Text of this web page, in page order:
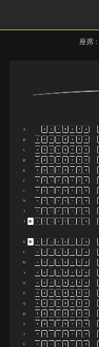
座席 :
A
B
C
D
E
F
G
H
I
J
K
L
M
N
O
P
Q
R
S
T
U
2 5 6 7 8
2 3 5 7
2 3 4 5 7
2 3 4 5 6 7
2 3 4 5 6 7
2 3 4 5 6 7
2 3 4 5 6 7
1 2 4 5 6 7 8
1 2 3 4 5 6 7 8
1 2 4 5 6 7 8
1 2 4 5 6 7 8
1 2 4 5 6 7 8
1 2 4 5 6 7 8
1 2 4 5 6 7 8
1 2 5 6 7 8
2 3 5 7
2 3 4 5 7
2 3 4 5 6 7
1 2 3 4 5 6 7
2 3 4 5 6 7
2 3 4 5 6 7